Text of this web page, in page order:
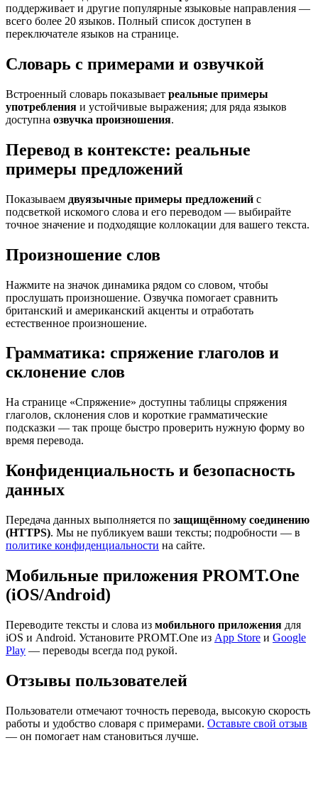
поддерживает и другие популярные языковые направления —
всего более 20 языков. Полный список доступен в
переключателе языков на странице.
Словарь с примерами и озвучкой
Встроенный словарь показывает реальные примеры
употребления и устойчивые выражения; для ряда языков
доступна озвучка произношения.
Перевод в контексте: реальные
примеры предложений
Показываем двуязычные примеры предложений с
подсветкой искомого слова и его переводом — выбирайте
точное значение и подходящие коллокации для вашего текста.
Произношение слов
Нажмите на значок динамика рядом со словом, чтобы
прослушать произношение. Озвучка помогает сравнить
британский и американский акценты и отработать
естественное произношение.
Грамматика: спряжение глаголов и
склонение слов
На странице «Спряжение» доступны таблицы спряжения
глаголов, склонения слов и короткие грамматические
подсказки — так проще быстро проверить нужную форму во
время перевода.
Конфиденциальность и безопасность
данных
Передача данных выполняется по защищённому соединению
(HTTPS). Мы не публикуем ваши тексты; подробности — в
политике конфиденциальности на сайте.
Мобильные приложения PROMT.One
(iOS/Android)
Переводите тексты и слова из мобильного приложения для
iOS и Android. Установите PROMT.One из App Store и Google
Play — переводы всегда под рукой.
Отзывы пользователей
Пользователи отмечают точность перевода, высокую скорость
работы и удобство словаря с примерами. Оставьте свой отзыв
— он помогает нам становиться лучше.